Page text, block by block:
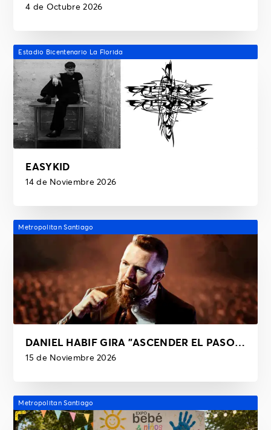
4 de Octubre 2026
Estadio Bicentenario La Florida
EASYKID
14 de Noviembre 2026
Metropolitan Santiago
DANIEL HABIF GIRA "ASCENDER EL PASO FINAL"
15 de Noviembre 2026
Metropolitan Santiago